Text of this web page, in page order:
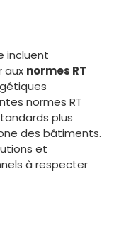
incluent
aux normes RT
normes RT
plus
des bâtiments.
et
à respecter